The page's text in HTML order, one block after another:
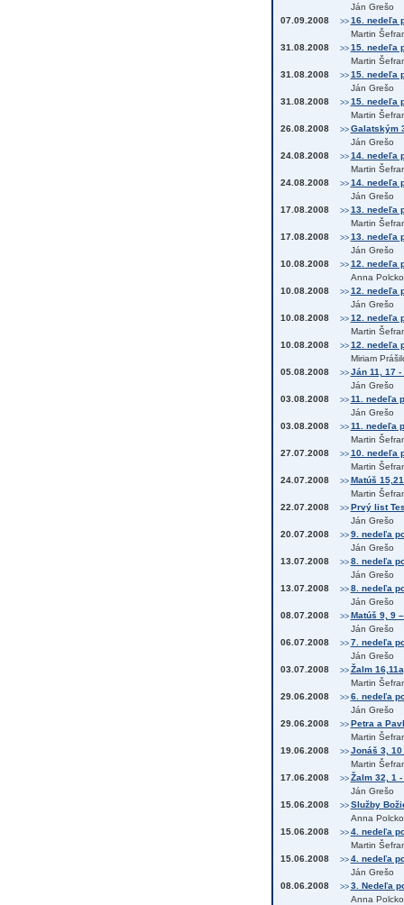
Ján Grešo
07.09.2008
>> 16. nedeľa
Martin
31.08.2008
>> 15. nedeľa
Martin
31.08.2008
>> 15. nedeľa
Ján Grešo
31.08.2008
>> 15. nedeľa
Martin
26.08.2008
>> Galatským
Ján Grešo
24.08.2008
>> 14. nedeľa
Martin
24.08.2008
>> 14. nedeľa
Ján Grešo
17.08.2008
>> 13. nedeľa
Martin
17.08.2008
>> 13. nedeľa
Ján Grešo
10.08.2008
>> 12. nedeľa
Anna
10.08.2008
>> 12. nedeľa
Ján Grešo
10.08.2008
>> 12. nedeľa
Martin
10.08.2008
>> 12. nedeľa
Miriam
05.08.2008
>> Ján 11, 17 -
Ján Grešo
03.08.2008
>> 11. nedeľa
Ján Grešo
03.08.2008
>> 11. nedeľa
Martin
27.07.2008
>> 10. nedeľa
Martin
24.07.2008
>> Matúš
Martin
22.07.2008
>> Prvý list
Ján Grešo
20.07.2008
>> 9. nedeľa
Ján Grešo
13.07.2008
>> 8. nedeľa
Ján Grešo
13.07.2008
>> 8. nedeľa
Ján Grešo
08.07.2008
>> Matúš 9, 9
Ján Grešo
06.07.2008
>> 7. nedeľa
Ján Grešo
03.07.2008
>> Žalm
Martin
29.06.2008
>> 6. nedeľa
Ján Grešo
29.06.2008
>> Petra a
Martin
19.06.2008
>> Jonáš 3, 10
Martin
17.06.2008
>> Žalm 32, 1 -
Ján Grešo
15.06.2008
>> Služby
Anna
15.06.2008
>> 4. nedeľa
Martin
15.06.2008
>> 4. nedeľa
Ján Grešo
08.06.2008
>> 3. Nedeľa
Anna